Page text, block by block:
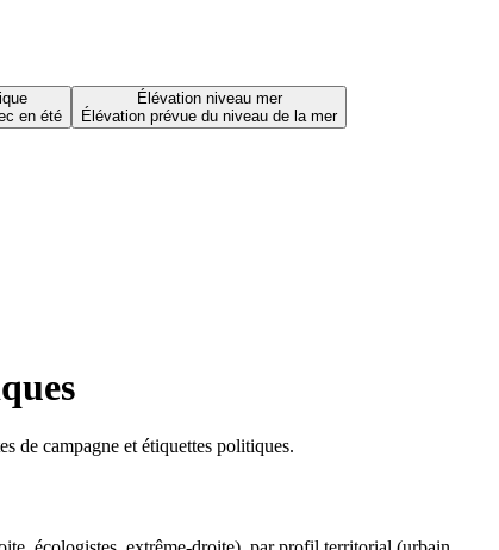
en été
Élévation niveau mer
Élévation prévue du niveau de la mer
de campagne et étiquettes politiques.